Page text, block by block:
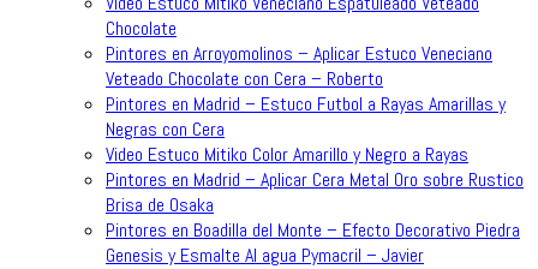
Chocolate
Pintores en Arroyomolinos – Aplicar Estuco Veneciano
Veteado Chocolate con Cera – Roberto
Pintores en Madrid – Estuco Futbol a Rayas Amarillas y
Negras con Cera
Video Estuco Mitiko Color Amarillo y Negro a Rayas
Pintores en Madrid – Aplicar Cera Metal Oro sobre Rustico
Brisa de Osaka
Pintores en Boadilla del Monte – Efecto Decorativo Piedra
Genesis y Esmalte Al agua Pymacril – Javier